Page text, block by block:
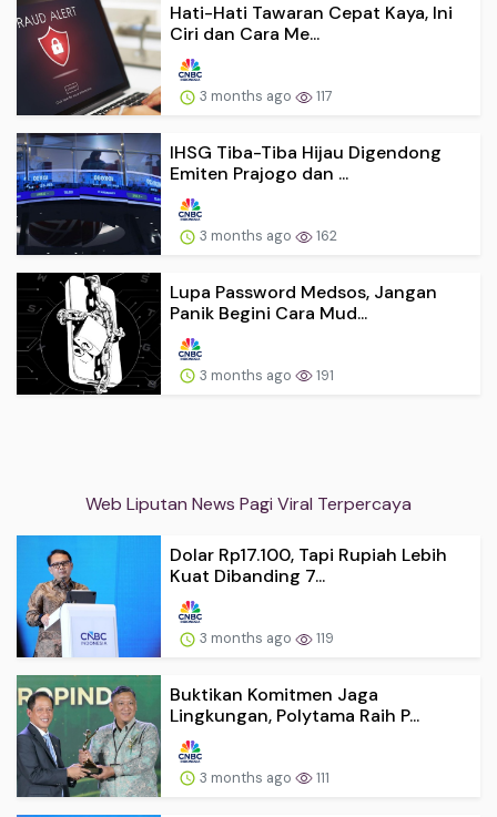
Hati-Hati Tawaran Cepat Kaya, Ini
Ciri dan Cara Me...
3 months ago 117
IHSG Tiba-Tiba Hijau Digendong
Emiten Prajogo dan ...
3 months ago 162
Lupa Password Medsos, Jangan
Panik Begini Cara Mud...
3 months ago 191
Web Liputan News Pagi Viral Terpercaya
Dolar Rp17.100, Tapi Rupiah Lebih
Kuat Dibanding 7...
3 months ago 119
Buktikan Komitmen Jaga
Lingkungan, Polytama Raih P...
3 months ago 111